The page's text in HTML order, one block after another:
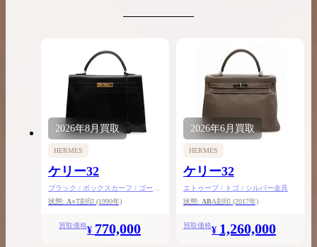
2026年8月買取
HERMES
ケリー32
ブラック / ボックスカーフ / ゴール
ド金具
状態: A○T刻印 (1990年)
買取価格¥ 770,000
2026年6月買取
HERMES
ケリー32
エトゥープ / トゴ / シルバー金具
状態: ABA刻印 (2017年)
買取価格¥ 1,260,000